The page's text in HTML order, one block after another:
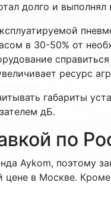
долго и
в 30-50% от
ресурс
габариты
дБ.
по
Aykom, поэтому
цене в Москве.